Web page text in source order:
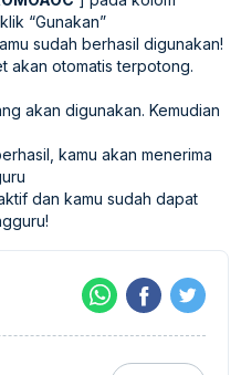
“Gunakan”
sudah berhasil digunakan!
akan otomatis terpotong.
akan digunakan. Kemudian
kamu akan menerima
dan kamu sudah dapat